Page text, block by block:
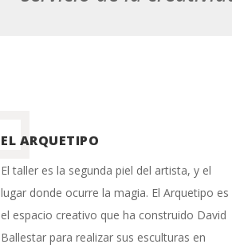
EL ARQUETIPO
El taller es la segunda piel del artista, y el
lugar donde ocurre la magia. El Arquetipo es
el espacio creativo que ha construido David
Ballestar para realizar sus esculturas en